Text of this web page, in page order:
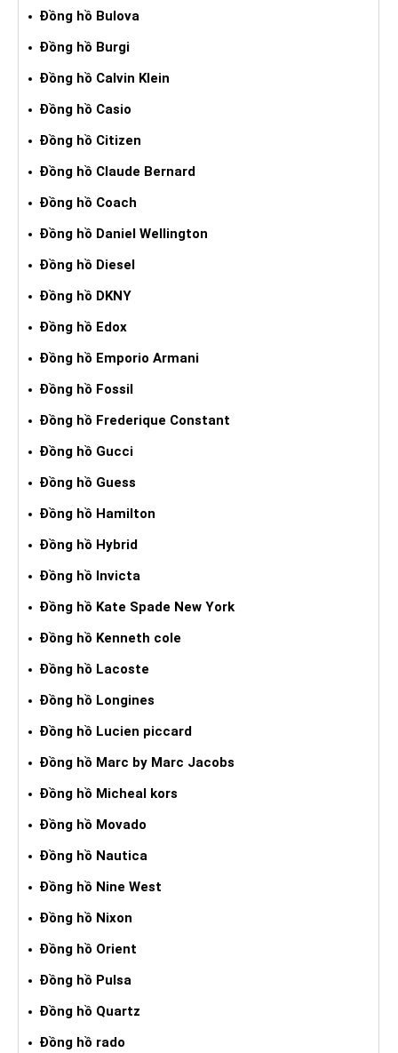
Đồng hồ Bulova
Đồng hồ Burgi
Đồng hồ Calvin Klein
Đồng hồ Casio
Đồng hồ Citizen
Đồng hồ Claude Bernard
Đồng hồ Coach
Đồng hồ Daniel Wellington
Đồng hồ Diesel
Đồng hồ DKNY
Đồng hồ Edox
Đồng hồ Emporio Armani
Đồng hồ Fossil
Đồng hồ Frederique Constant
Đồng hồ Gucci
Đồng hồ Guess
Đồng hồ Hamilton
Đồng hồ Hybrid
Đồng hồ Invicta
Đồng hồ Kate Spade New York
Đồng hồ Kenneth cole
Đồng hồ Lacoste
Đồng hồ Longines
Đồng hồ Lucien piccard
Đồng hồ Marc by Marc Jacobs
Đồng hồ Micheal kors
Đồng hồ Movado
Đồng hồ Nautica
Đồng hồ Nine West
Đồng hồ Nixon
Đồng hồ Orient
Đồng hồ Pulsa
Đồng hồ Quartz
Đồng hồ rado